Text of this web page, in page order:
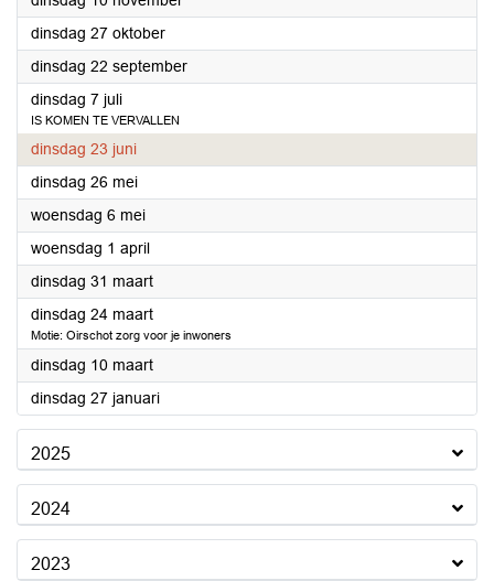
dinsdag 27 oktober2026
dinsdag 22 september2026
dinsdag 7 juli2026
IS KOMEN TE VERVALLEN
dinsdag 23 juni2026
dinsdag 26 mei2026
woensdag 6 mei2026
woensdag 1 april2026
dinsdag 31 maart2026
dinsdag 24 maart2026
Motie: Oirschot zorg voor je inwoners
dinsdag 10 maart2026
dinsdag 27 januari2026
2025
2024
2023